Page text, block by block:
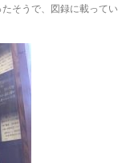
そうで、図録に載ってい